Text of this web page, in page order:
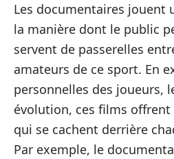
Les documentaires jouent
la manière dont le public
servent de passerelles
amateurs de ce sport. En
personnelles des joueurs,
évolution, ces films offrent
qui se cachent derrière
Par exemple, le